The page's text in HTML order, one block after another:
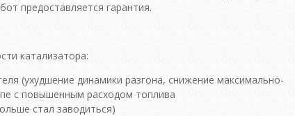
предоставляется гарантия.
катализатора:
(ухудшение динамики разгона, снижение максимально-
с повышенным расходом топлива
стал заводиться)